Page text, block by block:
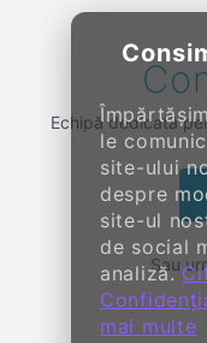
le
site-ului
despre
site-ul
de social
analiză.
mai multe
Echipă dedicată
Sau